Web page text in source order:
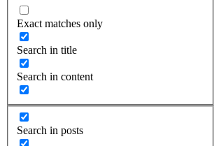
Exact matches only
Search in title
Search in content
Search in posts